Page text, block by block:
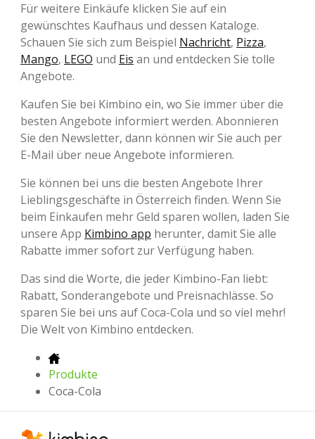
Für weitere Einkäufe klicken Sie auf ein
gewünschtes Kaufhaus und dessen Kataloge.
Schauen Sie sich zum Beispiel Nachricht, Pizza,
Mango, LEGO und Eis an und entdecken Sie tolle
Angebote.
Kaufen Sie bei Kimbino ein, wo Sie immer über die
besten Angebote informiert werden. Abonnieren
Sie den Newsletter, dann können wir Sie auch per
E-Mail über neue Angebote informieren.
Sie können bei uns die besten Angebote Ihrer
Lieblingsgeschäfte in Österreich finden. Wenn Sie
beim Einkaufen mehr Geld sparen wollen, laden Sie
unsere App Kimbino app herunter, damit Sie alle
Rabatte immer sofort zur Verfügung haben.
Das sind die Worte, die jeder Kimbino-Fan liebt:
Rabatt, Sonderangebote und Preisnachlässe. So
sparen Sie bei uns auf Coca-Cola und so viel mehr!
Die Welt von Kimbino entdecken.
Produkte
Coca-Cola